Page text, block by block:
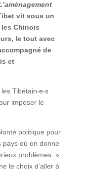
vit sous un
Chinois
le tout avec
de
et
Tibétain‧e‧s
imposer le
politique pour
pays où on donne
problèmes. »
le choix d’aller à